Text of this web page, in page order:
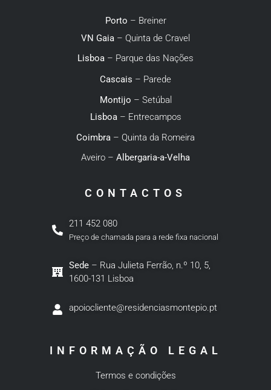
Porto – Breiner
VN Gaia– Quinta de Cravel
Lisboa – Parque das Nações
Cascais – Parede
Montijo – Setúbal
Lisboa– Entrecampos
Coimbra – Quinta da Romeira
Aveiro – Albergaria-a-Velha
CONTACTOS
211 452 080
Preço de chamada para a rede fixa nacional
Sede– Rua Julieta Ferrão, n.º 10, 5,
1600-131 Lisboa
apoiocliente@residenciasmontepio.pt
INFORMAÇÃO LEGAL
Termos e condições